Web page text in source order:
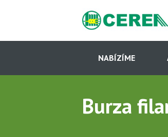
obsahu
-
NABÍZÍME
Burza